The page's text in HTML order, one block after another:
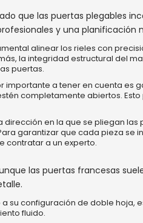
que las puertas plegables
y una planificación
alinear los rieles con
la integridad estructural del
puertas.
importante a tener en cuenta es
completamente abiertos.
dirección en la que se pliegan
garantizar que cada pieza se
contratar a un experto.
las puertas francesas
a su configuración de doble hoja,
fluido.